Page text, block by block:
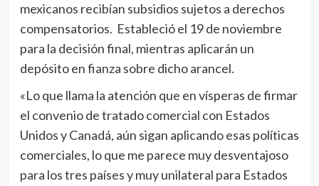
mexicanos recibían subsidios sujetos a derechos
compensatorios. Estableció el 19 de noviembre
para la decisión final, mientras aplicarán un
depósito en fianza sobre dicho arancel.
«Lo que llama la atención que en vísperas de firmar
el convenio de tratado comercial con Estados
Unidos y Canadá, aún sigan aplicando esas políticas
comerciales, lo que me parece muy desventajoso
para los tres países y muy unilateral para Estados